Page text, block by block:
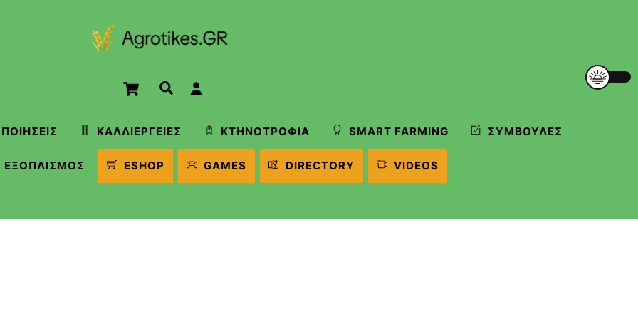
Cart Αναζήτηση
ΚΑΛΛΙΈΡΓΕΙΕΣ ΚΤΗΝΟΤΡΟΦΊΑ SMART FARMING ΣΥΜΒΟΥΛΈΣ
ΕΞΟΠΛΙΣΜΌΣ ESHOP GAMES DIRECTORY VIDEOS